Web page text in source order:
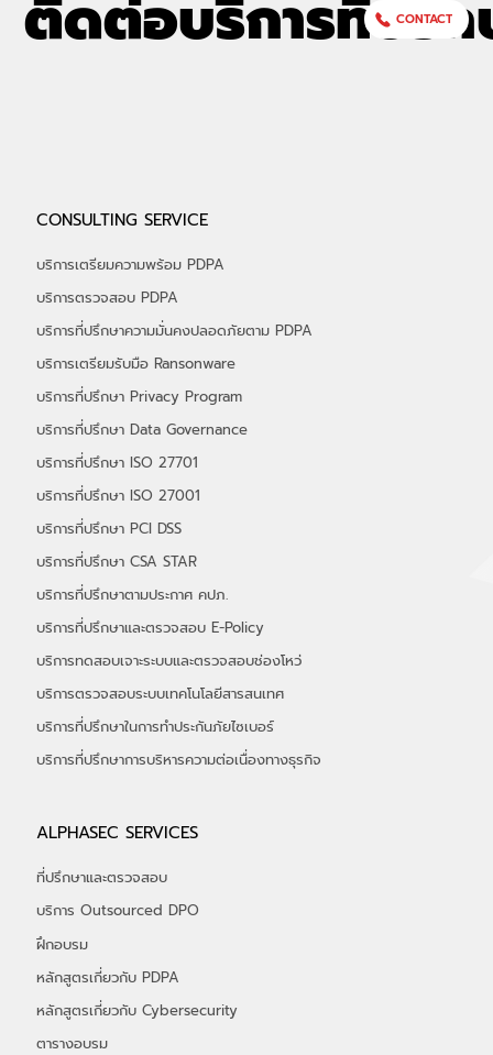
depa ในงาน THAIDEF-EX 2026 รับ
เกียรติ "รมว.พาณิชย์" เยี่ยมชมบูธ พร้อมรับ
ฟังสิทธิประโยชน์ จาก depa กว่า 50%
ติดต่อบริการที่ปรึก
CONTACT
CONSULTING SERVICE
บริการเตรียมความพร้อม PDPA
บริการตรวจสอบ PDPA
บริการที่ปรึกษาความมั่นคงปลอดภัยตาม PDPA
บริการเตรียมรับมือ Ransonware
บริการที่ปรึกษา Privacy Program
บริการที่ปรึกษา Data Governance
บริการที่ปรึกษา ISO 27701
บริการที่ปรึกษา ISO 27001
บริการที่ปรึกษา PCI DSS
บริการที่ปรึกษา CSA STAR
บริการที่ปรึกษาตามประกาศ คปภ.
บริการที่ปรึกษาและตรวจสอบ E-Policy
บริการทดสอบเจาะระบบและตรวจสอบช่องโหว่
บริการตรวจสอบระบบเทคโนโลยีสารสนเทศ
บริการที่ปรึกษาในการทำประกันภัยไซเบอร์
​บริการที่ปรึกษาการบริหารความต่อเนื่องทางธุรกิจ
ALPHASEC SERVICES
ที่ปรึกษาและตรวจสอบ
บริการ Outsourced DPO
ฝึกอบรม
หลักสูตรเกี่ยวกับ PDPA
หลักสูตรเกี่ยวกับ Cybersecurity
ตารางอบรม